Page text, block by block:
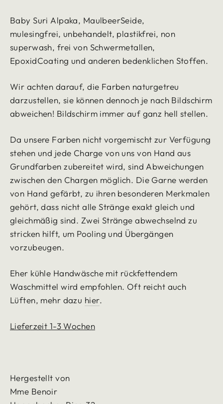
Baby Suri Alpaka, MaulbeerSeide,
mulesingfrei, unbehandelt, plastikfrei, non
superwash, frei von Schwermetallen,
EpoxidCoating und anderen bedenklichen Stoffen.
Wir achten darauf, die Farben naturgetreu
darzustellen, sie können dennoch je nach Bildschirm
abweichen! Bildschirm immer auf ganz hell stellen.
Da unsere Farben nicht vorgemischt zur Verfügung
stehen und jede Charge von uns von Hand aus
Grundfarben zubereitet wird, sind Abweichungen
zwischen den Chargen möglich. Die Garne werden
von Hand gefärbt, zu ihren besonderen Merkmalen
gehört, dass nicht alle Stränge exakt gleich und
gleichmäßig sind. Zwei Stränge abwechselnd zu
stricken hilft, um Pooling und Übergängen
vorzubeugen.
Eher kühle Handwäsche mit rückfettendem
Waschmittel wird empfohlen. Oft reicht auch
Lüften, mehr dazu hier.
Lieferzeit 1-3 Wochen
Hergestellt von
Mme Benoir